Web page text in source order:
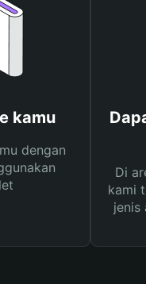
kamu
dengan
Di
kami
jenis